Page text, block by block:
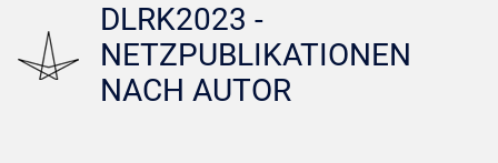
DLRK2023 -
NETZPUBLIKATIONEN
NACH AUTOR